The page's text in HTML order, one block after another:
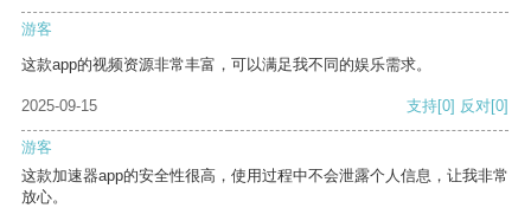
游客
这款app的视频资源非常丰富，可以满足我不同的娱乐需求。
2025-09-15 支持[0] 反对[0]
游客
这款加速器app的安全性很高，使用过程中不会泄露个人信息，让我非常
放心。